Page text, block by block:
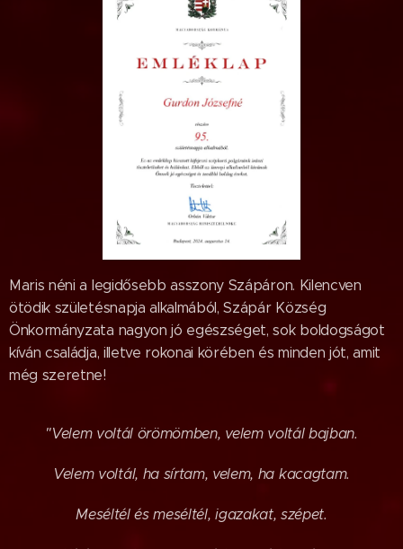
Maris néni a legidősebb asszony Szápáron. Kilencven
ötödik születésnapja alkalmából, Szápár Község
Önkormányzata nagyon jó egészséget, sok boldogságot
kíván családja, illetve rokonai körében és minden jót, amit
még szeretne!
"Velem voltál örömömben, velem voltál bajban.
Velem voltál, ha sírtam, velem, ha kacagtam.
Meséltél és meséltél, igazakat, szépet.